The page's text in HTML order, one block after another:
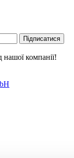
Підписатися
компанії!